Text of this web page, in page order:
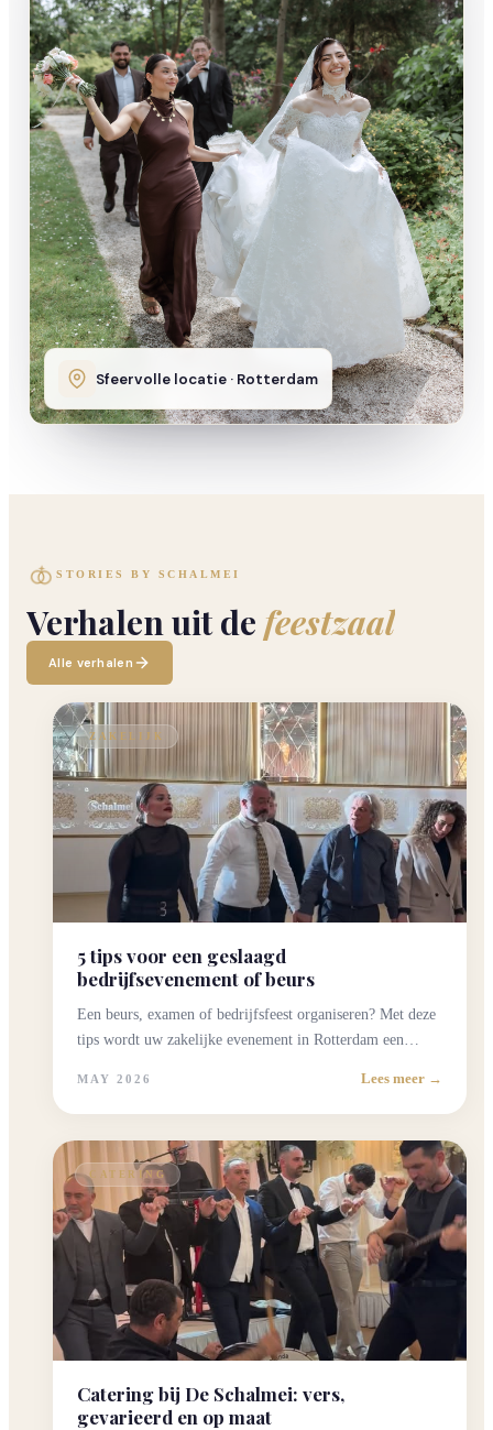
Sfeervolle locatie · Rotterdam
STORIES BY SCHALMEI
Verhalen uit de feestzaal
Alle verhalen
BRUILOFTEN
Zo
plant
u
de
perfecte
bruiloft
in
praktische
tips
uw
trouwdag
bij
Feestzaal
Schalmei
onvergetelijk
maken.
Lees
→
ZAKELIJK
5 tips voor een geslaagd
bedrijfsevenement of beurs
Een beurs, examen of bedrijfsfeest organiseren? Met deze
tips wordt uw zakelijke evenement in Rotterdam een
MAY 2026 Lees meer →
CATERING
Catering bij De Schalmei: vers,
gevarieerd en op maat